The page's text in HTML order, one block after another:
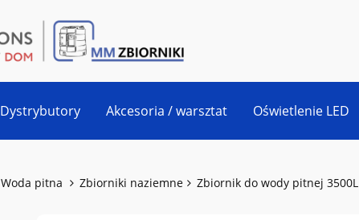
Dystrybutory Akcesoria / warsztat Oświetlenie LED
Woda pitna Zbiorniki naziemne Zbiornik do wody pitnej 3500L